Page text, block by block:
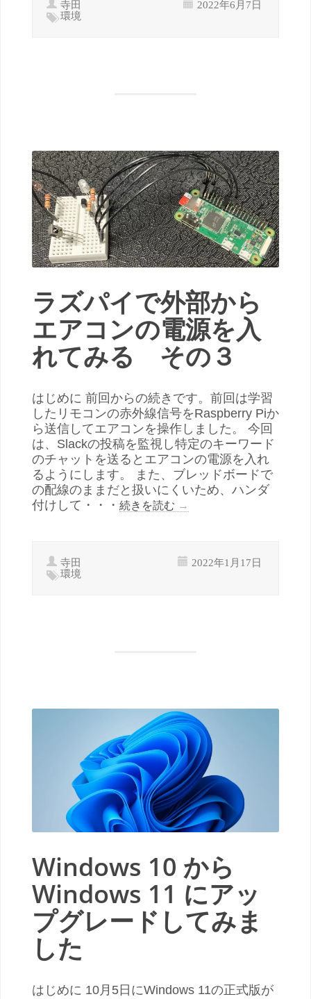
寺田 2022年6月7日
環境
ラズパイで外部から
エアコンの電源を入
れてみる その３
はじめに 前回からの続きです。前回は学習
したリモコンの赤外線信号をRaspberry Piか
ら送信してエアコンを操作しました。 今回
は、Slackの投稿を監視し特定のキーワード
のチャットを送るとエアコンの電源を入れ
るようにします。 また、ブレッドボードで
の配線のままだと扱いにくいため、ハンダ
付けして・・・ 続きを読む →
寺田 2022年1月17日
環境
Windows 10 から
Windows 11 にアッ
プグレードしてみま
した
はじめに 10月5日にWindows 11の正式版が